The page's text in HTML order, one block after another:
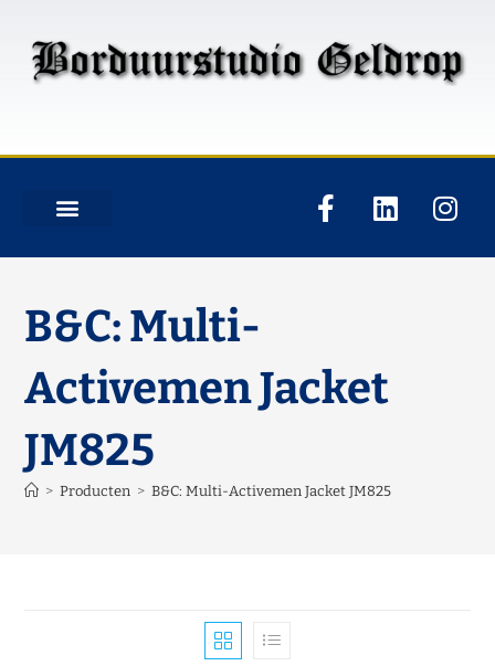
B&C: Multi-
Activemen Jacket
JM825
> Producten > B&C: Multi-Activemen Jacket JM825